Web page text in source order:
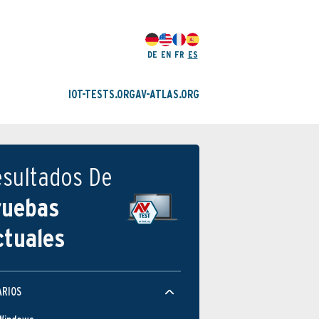
DE EN FR ES
IOT-TESTS.ORGAV-ATLAS.ORG
De